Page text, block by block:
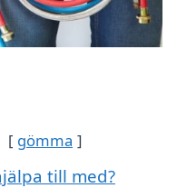
gömma
till med?